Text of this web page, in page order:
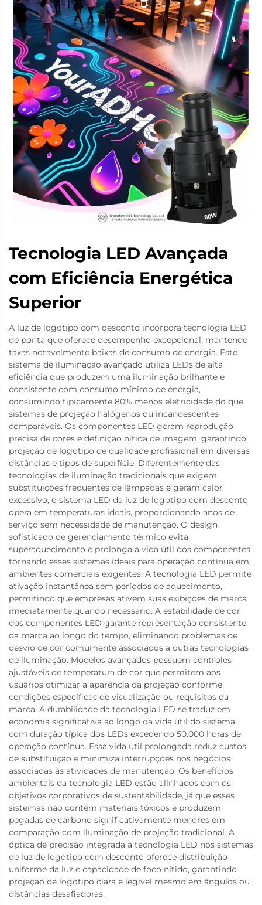
Tecnologia LED Avançada
com Eficiência Energética
Superior
A luz de logotipo com desconto incorpora tecnologia LED
de ponta que oferece desempenho excepcional, mantendo
taxas notavelmente baixas de consumo de energia. Este
sistema de iluminação avançado utiliza LEDs de alta
eficiência que produzem uma iluminação brilhante e
consistente com consumo mínimo de energia,
consumindo tipicamente 80% menos eletricidade do que
sistemas de projeção halógenos ou incandescentes
comparáveis. Os componentes LED geram reprodução
precisa de cores e definição nítida de imagem, garantindo
projeção de logotipo de qualidade profissional em diversas
distâncias e tipos de superfície. Diferentemente das
tecnologias de iluminação tradicionais que exigem
substituições frequentes de lâmpadas e geram calor
excessivo, o sistema LED da luz de logotipo com desconto
opera em temperaturas ideais, proporcionando anos de
serviço sem necessidade de manutenção. O design
sofisticado de gerenciamento térmico evita
superaquecimento e prolonga a vida útil dos componentes,
tornando esses sistemas ideais para operação contínua em
ambientes comerciais exigentes. A tecnologia LED permite
ativação instantânea sem períodos de aquecimento,
permitindo que empresas ativem suas exibições de marca
imediatamente quando necessário. A estabilidade de cor
dos componentes LED garante representação consistente
da marca ao longo do tempo, eliminando problemas de
desvio de cor comumente associados a outras tecnologias
de iluminação. Modelos avançados possuem controles
ajustáveis de temperatura de cor que permitem aos
usuários otimizar a aparência da projeção conforme
condições específicas de visualização ou requisitos da
marca. A durabilidade da tecnologia LED se traduz em
economia significativa ao longo da vida útil do sistema,
com duração típica dos LEDs excedendo 50.000 horas de
operação contínua. Essa vida útil prolongada reduz custos
de substituição e minimiza interrupções nos negócios
associadas às atividades de manutenção. Os benefícios
ambientais da tecnologia LED estão alinhados com os
objetivos corporativos de sustentabilidade, já que esses
sistemas não contêm materiais tóxicos e produzem
pegadas de carbono significativamente menores em
comparação com iluminação de projeção tradicional. A
óptica de precisão integrada à tecnologia LED nos sistemas
de luz de logotipo com desconto oferece distribuição
uniforme da luz e capacidade de foco nítido, garantindo
projeção de logotipo clara e legível mesmo em ângulos ou
distâncias desafiadoras.